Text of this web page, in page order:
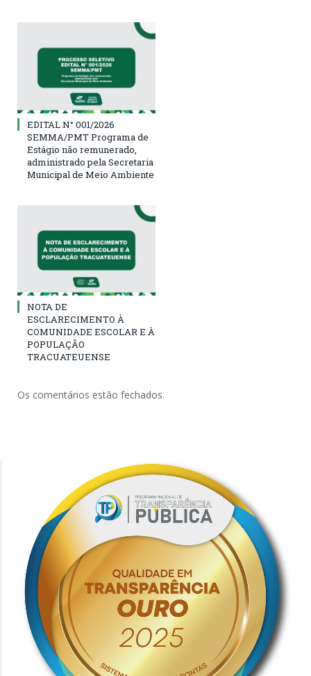
EDITAL N° 001/2026
SEMMA/PMT Programa de
Estágio não remunerado,
administrado pela Secretaria
Municipal de Meio Ambiente
NOTA DE
ESCLARECIMENTO À
COMUNIDADE ESCOLAR E À
POPULAÇÃO
TRACUATEUENSE
Os comentários estão fechados.